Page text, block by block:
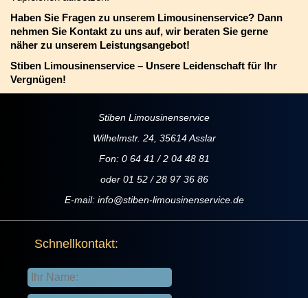
Haben Sie Fragen zu unserem Limousinenservice? Dann
nehmen Sie Kontakt zu uns auf, wir beraten Sie gerne
näher zu unserem Leistungsangebot!
Stiben Limousinenservice – Unsere Leidenschaft für Ihr
Vergnügen!
Stiben Limousinenservice
Wilhelmstr. 24, 35614 Asslar
Fon: 0 64 41 / 2 04 48 81
oder 01 52 / 28 97 36 86
E-mail: info@stiben-limousinenservice.de
Schnellkontakt: